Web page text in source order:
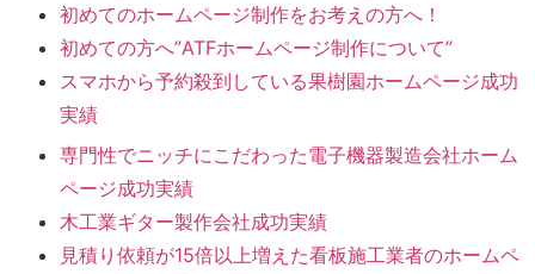
初めてのホームページ制作をお考えの方へ！
初めての方へ”ATFホームページ制作について”
スマホから予約殺到している果樹園ホームページ成功
実績
専門性でニッチにこだわった電子機器製造会社ホーム
ページ成功実績
木工業ギター製作会社成功実績
見積り依頼が15倍以上増えた看板施工業者のホームペ